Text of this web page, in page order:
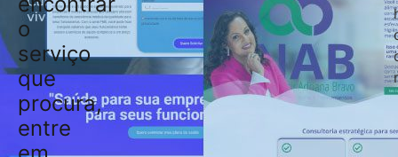
o
serviço
que
procura,
entre